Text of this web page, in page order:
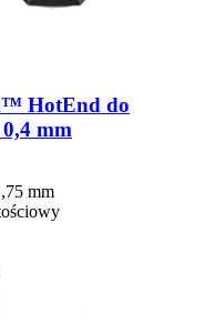
HotEnd do
mm
mm